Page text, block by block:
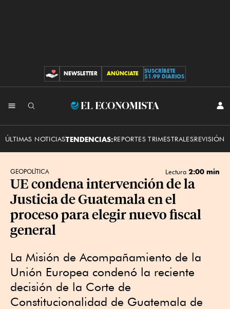
CONTRIBUCIONES
NEWSLETTER ANÚNCIATE
SUSCRÍBETE
$1.99 DIARIOS
El
ÚLTIMAS NOTICIASTENDENCIAS:REPORTES TRIMESTRALESREVISIÓN
GEOPOLÍTICA Lectura 2:00 min
UE condena intervención de la
Justicia de Guatemala en el
proceso para elegir nuevo fiscal
general
La Misión de Acompañamiento de la
Unión Europea condenó la reciente
decisión de la Corte de
Constitucionalidad de Guatemala de